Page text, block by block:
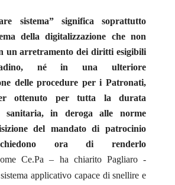
sistema” significa soprattutto
della digitalizzazione che non
un arretramento dei diritti esigibili
né in una ulteriore
delle procedure per i Patronati,
ottenuto per tutta la durata
sanitaria, in deroga alle norme
del mandato di patrocinio
chiedono ora di renderlo
Ce.Pa – ha chiarito Pagliaro -
applicativo capace di snellire e